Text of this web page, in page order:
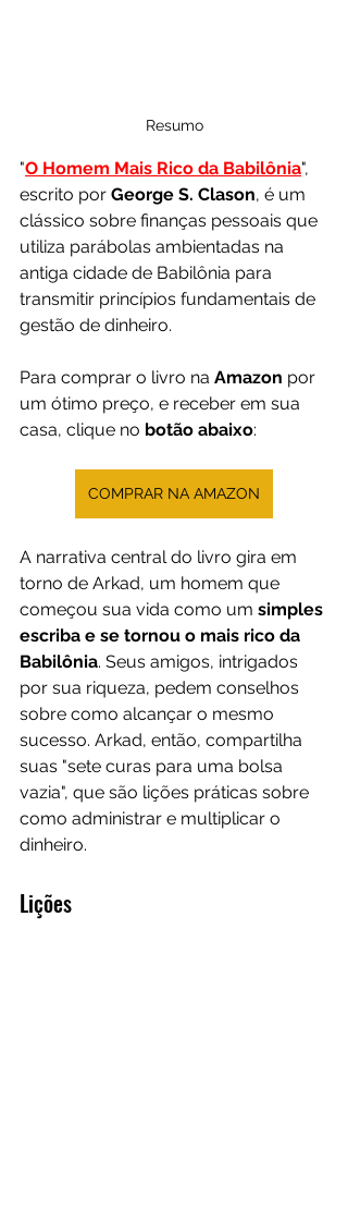
Resumo
"O Homem Mais Rico da Babilônia",
escrito por George S. Clason, é um
clássico sobre finanças pessoais que
utiliza parábolas ambientadas na
antiga cidade de Babilônia para
transmitir princípios fundamentais de
gestão de dinheiro.
Para comprar o livro na Amazon por
um ótimo preço, e receber em sua
casa, clique no botão abaixo:
COMPRAR NA AMAZON
A narrativa central do livro gira em
torno de Arkad, um homem que
começou sua vida como um simples
escriba e se tornou o mais rico da
Babilônia. Seus amigos, intrigados
por sua riqueza, pedem conselhos
sobre como alcançar o mesmo
sucesso. Arkad, então, compartilha
suas "sete curas para uma bolsa
vazia", que são lições práticas sobre
como administrar e multiplicar o
dinheiro.
Lições